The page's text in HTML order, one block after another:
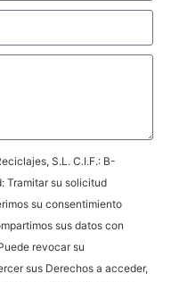
S.L. C.I.F.: B-
Tramitar su solicitud
su consentimiento
sus datos con
revocar su
sus Derechos a acceder,